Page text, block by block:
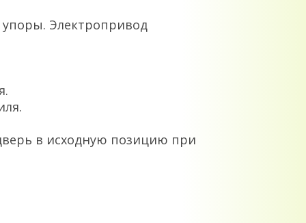
Электропривод
в исходную позицию при